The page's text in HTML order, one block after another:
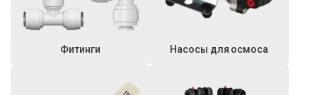
Фитинги Насосы для осмоса